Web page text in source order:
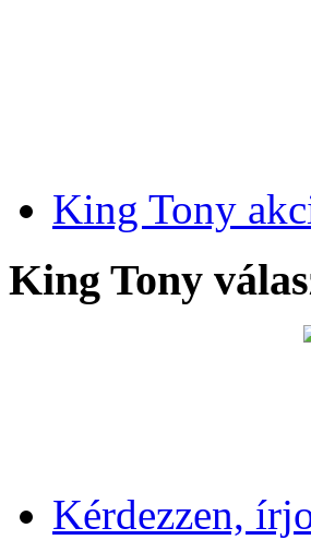
King Tony
King Tony
Kérdezzen,